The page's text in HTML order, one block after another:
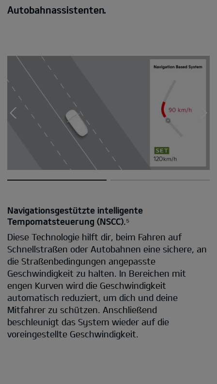
Autobahnassistenten.
Navigationsgestützte intelligente
Tempomatsteuerung (NSCC).⁵
Diese Technologie hilft dir, beim Fahren auf
Schnellstraßen oder Autobahnen eine sichere, an
die Straßenbedingungen angepasste
Geschwindigkeit zu halten. In Bereichen mit
engen Kurven wird die Geschwindigkeit
automatisch reduziert, um dich und deine
Mitfahrer zu schützen. Anschließend
beschleunigt das System wieder auf die
voreingestellte Geschwindigkeit.